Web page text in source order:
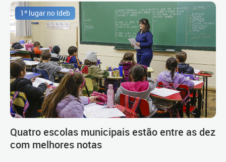
1º lugar no Ideb
Quatro escolas municipais estão entre as dez
com melhores notas